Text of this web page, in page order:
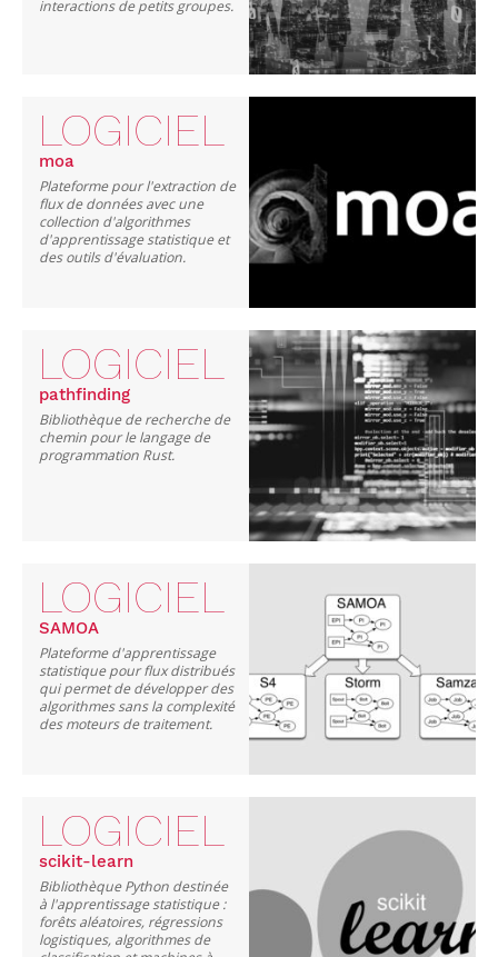
interactions de petits groupes.
LOGICIEL
moa
Plateforme pour l'extraction de
flux de données avec une
collection d'algorithmes
d'apprentissage statistique et
des outils d'évaluation.
LOGICIEL
pathfinding
Bibliothèque de recherche de
chemin pour le langage de
programmation Rust.
LOGICIEL
SAMOA
Plateforme d'apprentissage
statistique pour flux distribués
qui permet de développer des
algorithmes sans la complexité
des moteurs de traitement.
LOGICIEL
scikit-learn
Bibliothèque Python destinée
à l'apprentissage statistique :
forêts aléatoires, régressions
logistiques, algorithmes de